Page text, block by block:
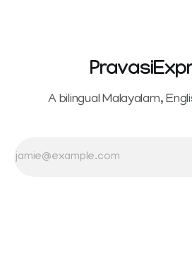
A bilingual Malayalam,